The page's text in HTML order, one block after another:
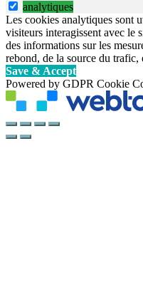
analytiques
Les cookies analytiques sont
visiteurs interagissent avec le
des informations sur les
rebond, de la source du trafic,
Save & Accept
Powered by GDPR Cookie